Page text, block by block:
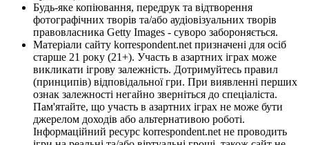
Будь-яке копіювання, передрук та відтворення
фотографічних творів та/або аудіовізуальних творів
правовласника Getty Images - суворо забороняється.
Матеріали сайту korrespondent.net призначені для осіб
старше 21 року (21+). Участь в азартних іграх може
викликати ігрову залежність. Дотримуйтесь правил
(принципів) відповідальної гри. При виявленні перших
ознак залежності негайно зверніться до спеціаліста.
Пам'ятайте, що участь в азартних іграх не може бути
джерелом доходів або альтернативою роботі.
Інформаційний ресурс korrespondent.net не проводить